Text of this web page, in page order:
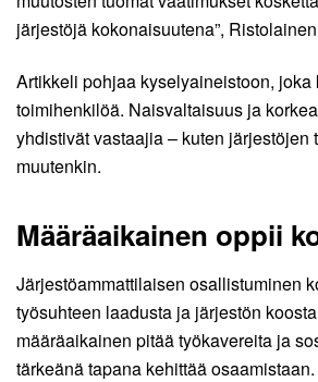
järjestöjä kokonaisuutena”,
Artikkeli pohjaa kyselyaineistoon, joka
toimihenkilöä. Naisvaltaisuus ja
yhdistivät vastaajia – kuten järjestöjen
muutenkin.
Määräaikainen oppii
Järjestöammattilaisen osallistuminen
työsuhteen laadusta ja järjestön
määräaikainen pitää työkavereita ja
tärkeänä tapana kehittää